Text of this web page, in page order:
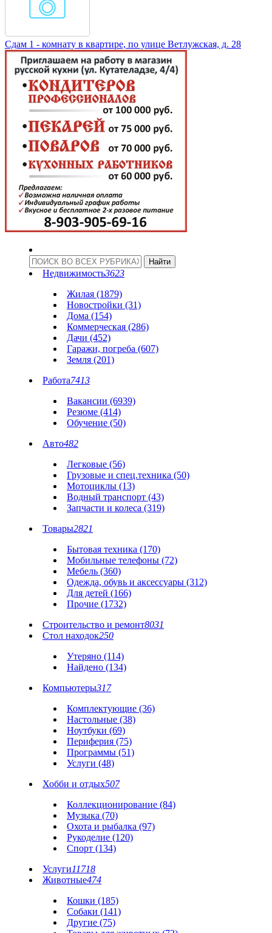
Сдам 1 - комнату в квартире, по улице Ветлужская, д. 28
Недвижимость3623
Жилая (1879)
Новостройки (31)
Дома (154)
Коммерческая (286)
Дачи (452)
Гаражи, погреба (607)
Земля (201)
Работа7413
Вакансии (6939)
Резюме (414)
Обучение (50)
Авто482
Легковые (56)
Грузовые и спец.техника (50)
Мотоциклы (13)
Водный транспорт (43)
Запчасти и колеса (319)
Товары2821
Бытовая техника (170)
Мобильные телефоны (72)
Мебель (360)
Одежда, обувь и аксессуары (312)
Для детей (166)
Прочие (1732)
Строительство и ремонт8031
Стол находок250
Утеряно (114)
Найдено (134)
Компьютеры317
Комплектующие (36)
Настольные (38)
Ноутбуки (69)
Периферия (75)
Программы (51)
Услуги (48)
Хобби и отдых507
Коллекционирование (84)
Музыка (70)
Охота и рыбалка (97)
Рукоделие (120)
Спорт (134)
Услуги11718
Животные474
Кошки (185)
Собаки (141)
Другие (75)